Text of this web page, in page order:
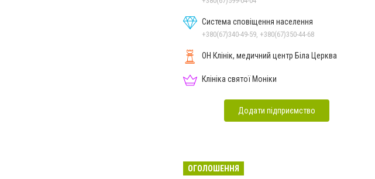
Система сповіщення населення
+380(67)340-49-59, +380(67)350-44-68
ОН Клінік, медичний центр Біла Церква
Клініка святої Моніки
Додати підприємство
ОГОЛОШЕННЯ